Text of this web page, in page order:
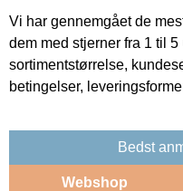
Vi har gennemgået de
dem med stjerner fra 1 til
sortimentstørrelse,
betingelser,
Bedst
Webshop